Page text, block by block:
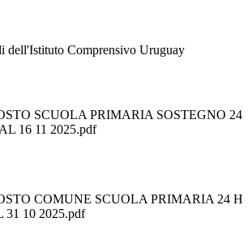
dell'Istituto Comprensivo Uruguay
SCUOLA PRIMARIA SOSTEGNO 24
16 11 2025.pdf
COMUNE SCUOLA PRIMARIA 24 H
31 10 2025.pdf